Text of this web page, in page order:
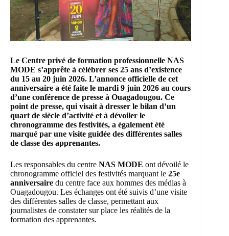
Le Centre privé de formation professionnelle NAS
MODE s’apprête à célébrer ses 25 ans d’existence
du 15 au 20 juin 2026. L’annonce officielle de cet
anniversaire a été faite le mardi 9 juin 2026 au cours
d’une conférence de presse à Ouagadougou. Ce
point de presse, qui visait à dresser le bilan d’un
quart de siècle d’activité et à dévoiler le
chronogramme des festivités, a également été
marqué par une visite guidée des différentes salles
de classe des apprenantes.
Les responsables du centre NAS MODE ont dévoilé le
chronogramme officiel des festivités marquant le 25e
anniversaire du centre face aux hommes des médias à
Ouagadougou. Les échanges ont été suivis d’une visite
des différentes salles de classe, permettant aux
journalistes de constater sur place les réalités de la
formation des apprenantes.